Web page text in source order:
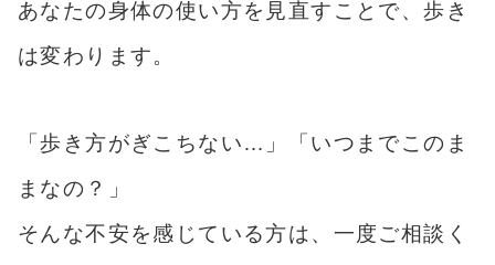
あなたの身体の使い方を見直すことで、歩き
は変わります。
「歩き方がぎこちない…」「いつまでこのま
まなの？」
そんな不安を感じている方は、一度ご相談く